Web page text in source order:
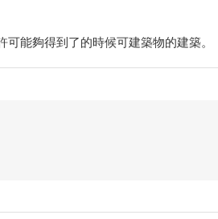
能夠得到了的時候可建築物的建築。